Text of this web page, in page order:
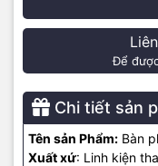
Để
Chi tiết sản
Tên sản Phẩm: Bàn
Xuất xứ: Linh kiện